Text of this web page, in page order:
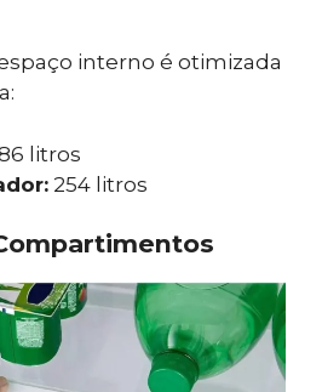
interno é otimizada
litros
254 litros